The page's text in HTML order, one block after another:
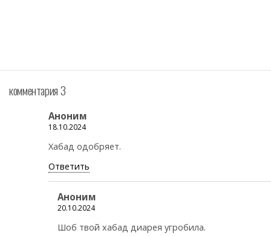
комментария 3
Аноним
18.10.2024
Хабад одобряет.
Ответить
Аноним
20.10.2024
Шоб твой хабад диарея угробила.